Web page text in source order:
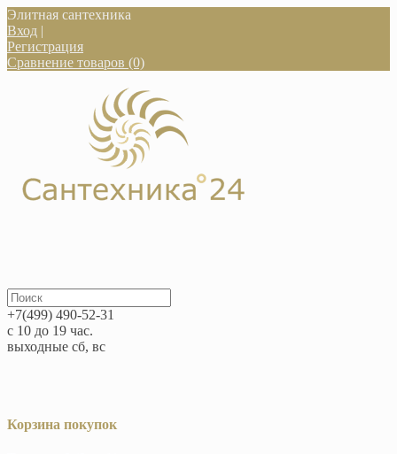
Элитная сантехника
Вход |
Регистрация
Сравнение товаров (0)
+7(499) 490-52-31
с 10 до 19 час.
выходные сб, вс
Корзина покупок